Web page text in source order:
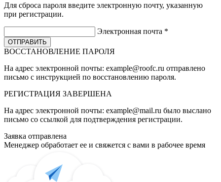
Для сброса пароля введите электронную почту, указанную
при регистрации.
Электронная почта *
ВОССТАНОВЛЕНИЕ ПАРОЛЯ
На адрес электронной почты: example@roofc.ru отправлено
письмо с инструкцией по восстановлению пароля.
РЕГИСТРАЦИЯ ЗАВЕРШЕНА
На адрес электронной почты: example@mail.ru было выслано
письмо со ссылкой для подтверждения регистрации.
Заявка отправлена
Менеджер обработает ее и свяжется с вами в рабочее время